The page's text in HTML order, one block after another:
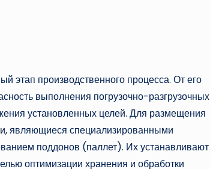
этап производственного процесса. От его
выполнения погрузочно-разгрузочных
установленных целей. Для размещения
, являющиеся специализированными
поддонов (паллет). Их устанавливают
оптимизации хранения и обработки